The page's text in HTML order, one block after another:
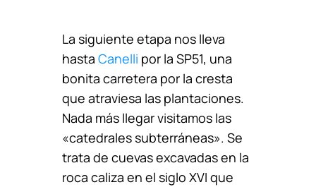
La siguiente etapa nos lleva
hasta Canelli por la SP51, una
bonita carretera por la cresta
que atraviesa las plantaciones.
Nada más llegar visitamos las
«catedrales subterráneas». Se
trata de cuevas excavadas en la
roca caliza en el siglo XVI que